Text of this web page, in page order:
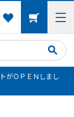
がＯＰＥＮしまし